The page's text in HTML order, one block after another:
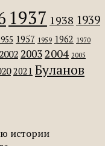
1937 1938 1939
1957 1959 1962 1970
2002 20032004 2005
2021 Буланов
истории